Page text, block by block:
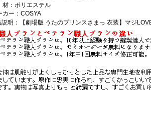
：ポリエステル
ー：COSYA
明：【劇場版 うたのプリンスさまっ 衣装】マジ